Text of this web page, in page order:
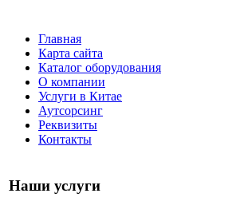
Главная
Карта сайта
Каталог оборудования
О компании
Услуги в Китае
Аутсорсинг
Реквизиты
Контакты
Наши услуги